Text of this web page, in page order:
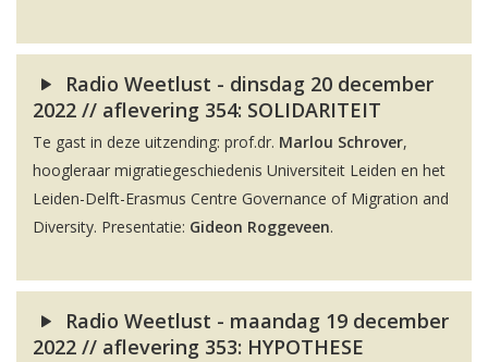
Radio Weetlust - dinsdag 20 december
2022 // aflevering 354: SOLIDARITEIT
Te gast in deze uitzending: prof.dr. Marlou Schrover,
hoogleraar migratiegeschiedenis Universiteit Leiden en het
Leiden-Delft-Erasmus Centre Governance of Migration and
Diversity. Presentatie: Gideon Roggeveen.
Radio Weetlust - maandag 19 december
2022 // aflevering 353: HYPOTHESE